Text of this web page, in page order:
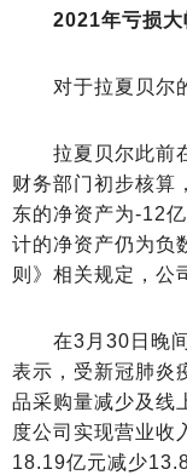
2021年亏损大
对于拉夏贝尔的
拉夏贝尔此前在
财务部门初步核算
东的净资产为-12
计的净资产仍为负
则》相关规定，公
在3月30日晚间
表示，受新冠肺炎
品采购量减少及线
度公司实现营业收
18.19亿元减少